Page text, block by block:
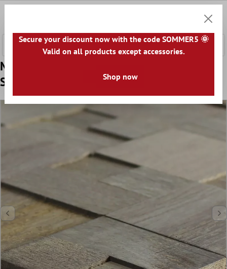
Mønster fra Mosaikkfliser Tre Paris
Selvklebende 3D Grå
Secure your discount now with the code SOMMER5 🌞
Valid on all products except accessories.
Shop now